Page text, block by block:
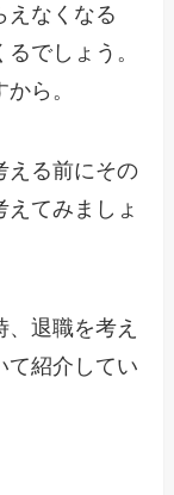
えなくなる
でしょう。
ら。
える前にその
てみましょ
退職を考え
て紹介してい